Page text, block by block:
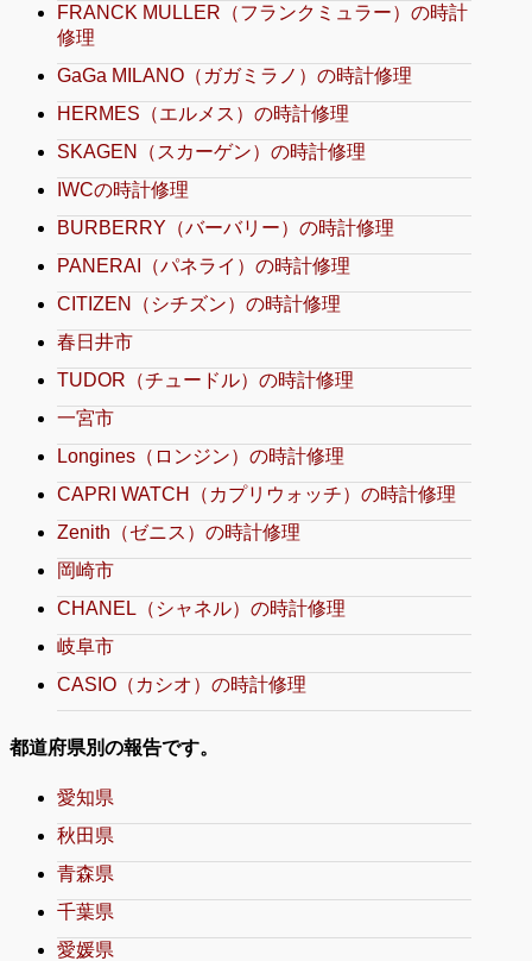
FRANCK MULLER（フランクミュラー）の時計
修理
GaGa MILANO（ガガミラノ）の時計修理
HERMES（エルメス）の時計修理
SKAGEN（スカーゲン）の時計修理
IWCの時計修理
BURBERRY（バーバリー）の時計修理
PANERAI（パネライ）の時計修理
CITIZEN（シチズン）の時計修理
春日井市
TUDOR（チュードル）の時計修理
一宮市
Longines（ロンジン）の時計修理
CAPRI WATCH（カプリウォッチ）の時計修理
Zenith（ゼニス）の時計修理
岡崎市
CHANEL（シャネル）の時計修理
岐阜市
CASIO（カシオ）の時計修理
都道府県別の報告です。
愛知県
秋田県
青森県
千葉県
愛媛県